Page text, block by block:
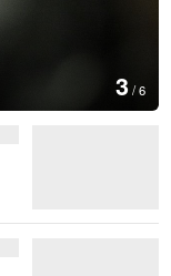
4 /6